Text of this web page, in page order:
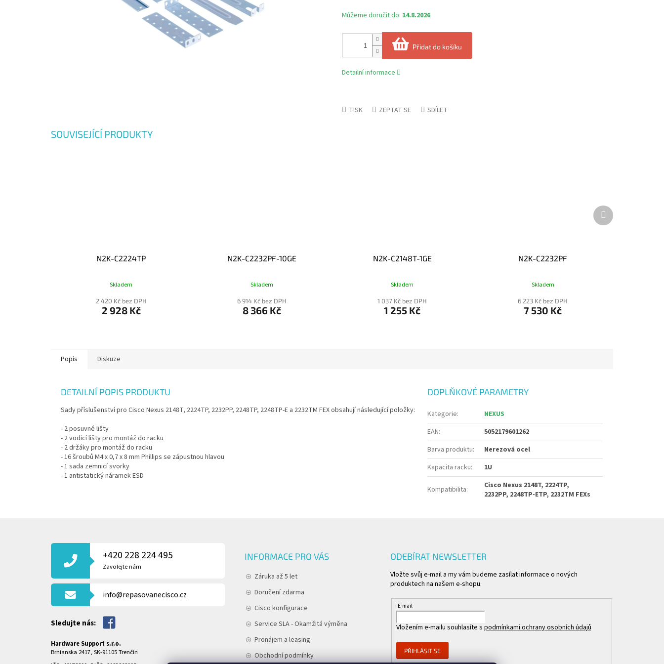
Můžeme doručit do: 14.8.2026
Přidat do košíku
Detailní informace
TISK ZEPTAT SE SDÍLET
SOUVISEJÍCÍ PRODUKTY
N2K-C2224TP
Skladem
2 420 Kč bez DPH
2 928 Kč
N2K-C2232PF-10GE
Skladem
6 914 Kč bez DPH
8 366 Kč
N2K-C2148T-1GE
Skladem
1 037 Kč bez DPH
1 255 Kč
N2K-C2232PF
Skladem
6 223 Kč bez DPH
7 530 Kč
Další
produkt
Popis Diskuze
DETAILNÍ POPIS PRODUKTU
Sady příslušenství pro Cisco Nexus 2148T, 2224TP, 2232PP, 2248TP, 2248TP-E a 2232TM FEX obsahují následující položky:
- 2 posuvné lišty
- 2 vodicí lišty pro montáž do racku
- 2 držáky pro montáž do racku
- 16 šroubů M4 x 0,7 x 8 mm Phillips se zápustnou hlavou
- 1 sada zemnicí svorky
- 1 antistatický náramek ESD
DOPLŇKOVÉ PARAMETRY
Kategorie:
NEXUS
EAN:
5052179601262
Barva produktu:
Nerezová ocel
Kapacita racku: 1U
Kompatibilita:
Cisco Nexus 2148T, 2224TP,
2232PP, 2248TP-ETP, 2232TM FEXs
+420 228 224 495
Zavolejte nám
info@repasovanecisco.cz
Sledujte nás:
Hardware Support s.r.o.
Brnianska 2417, SK-91105 Trenčín
INFORMACE PRO VÁS
Záruka až 5 let
Doručení zdarma
Cisco konfigurace
Service SLA - Okamžitá výměna
Pronájem a leasing
Obchodní podmínky
ODEBÍRAT NEWSLETTER
Vložte svůj e-mail a my vám budeme zasílat informace o nových
produktech na našem e-shopu.
E-mail
Vložením e-mailu souhlasíte s podmínkami ochrany osobních údajů
PŘIHLÁSIT SE